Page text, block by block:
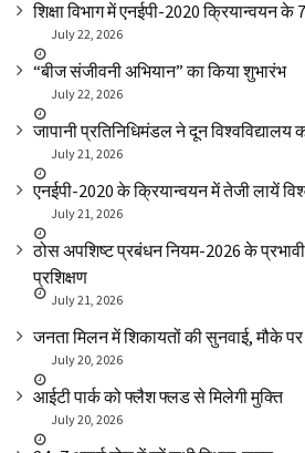
शिक्षा विभाग में एनईपी-2020 क्रियान्वयन के
July 22, 2026
“बीज संजीवनी अभियान” का किया शुभारंभ
July 22, 2026
जापानी प्रतिनिधिमंडल ने दून विश्वविद्यालय
July 21, 2026
एनईपी-2020 के क्रियान्वयन में तेजी लायें
July 21, 2026
ठोस अपशिष्ट प्रबंधन नियम-2026 के
प्रशिक्षण
July 21, 2026
जनता मिलन में शिकायतों की सुनवाई, मौके
July 20, 2026
आईटी पार्क को फ्लैश फ्लड से मिलेगी मुक्ति
July 20, 2026